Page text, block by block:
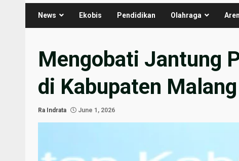
News Ekobis Pendidikan Olahraga
Mengobati Jantung
di Kabupaten Malang
Ra Indrata June 1, 2026